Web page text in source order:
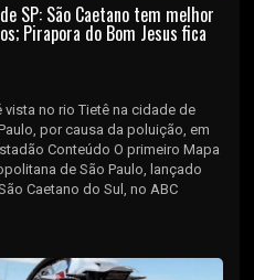
SP: São Caetano tem melhor
Pirapora do Bom Jesus fica
no rio Tietê na cidade de
por causa da poluição, em
Conteúdo O primeiro Mapa
de São Paulo, lançado
Caetano do Sul, no ABC